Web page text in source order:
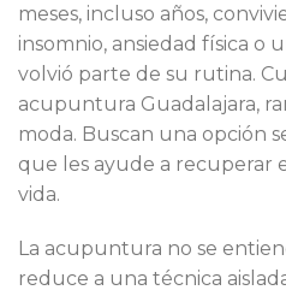
meses, incluso años,
insomnio, ansiedad física o
volvió parte de su rutina.
acupuntura Guadalajara,
moda. Buscan una opción
que les ayude a recuperar
vida.
La acupuntura no se
reduce a una técnica